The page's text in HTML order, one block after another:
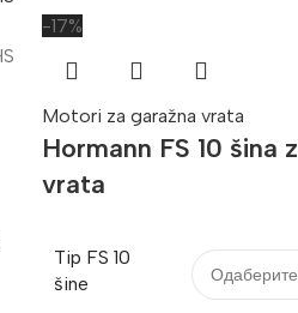
-17%
Motori za garažna vrata
Hormann FS 10 šina
vrata
Tip FS 10
šine